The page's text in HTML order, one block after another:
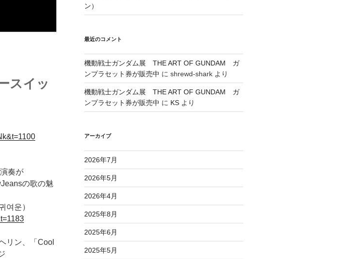
スイッ
奏が
の歌の魅
여운）
リン、「Cool
ン）
最近のコメント
機動戦士ガンダム展 THE ART OF GUNDAM ガ
ンプラセット券が販売中 に shrewd-sharkより
機動戦士ガンダム展 THE ART OF GUNDAM ガ
ンプラセット券が販売中 に KSより
アーカイブ
2026年7月
2026年5月
2026年4月
2025年8月
2025年6月
2025年5月